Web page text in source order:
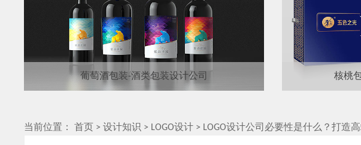
葡萄酒包装-酒类包装设计公司 核桃
当前位置： 首页 >设计知识 > LOGO设计 > LOGO设计公司必要性是什么？打造